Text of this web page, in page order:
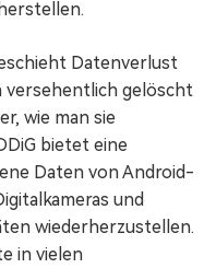
Datenverlust
versehentlich gelöscht
wie man sie
bietet eine
Daten von Android-
und
wiederherzustellen.
in vielen